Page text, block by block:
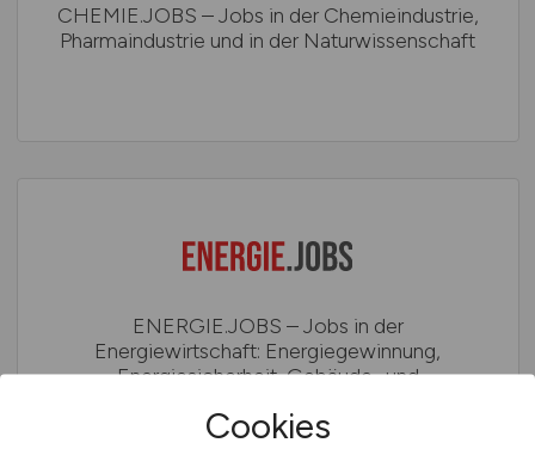
CHEMIE.JOBS – Jobs in der Chemieindustrie,
Pharmaindustrie und in der Naturwissenschaft
ENERGIE.JOBS – Jobs in der
Energiewirtschaft: Energiegewinnung,
Energiesicherheit, Gebäude- und
Cookies